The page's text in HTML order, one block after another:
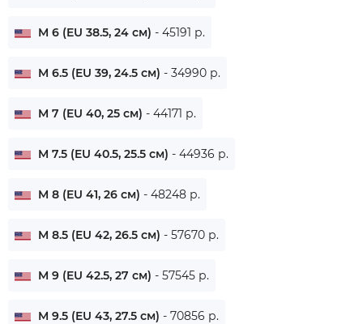
M 6 (EU 38.5, 24 см) - 45191 р.
M 6.5 (EU 39, 24.5 см) - 34990 р.
M 7 (EU 40, 25 см) - 44171 р.
M 7.5 (EU 40.5, 25.5 см) - 44936 р.
M 8 (EU 41, 26 см) - 48248 р.
M 8.5 (EU 42, 26.5 см) - 57670 р.
M 9 (EU 42.5, 27 см) - 57545 р.
M 9.5 (EU 43, 27.5 см) - 70856 р.